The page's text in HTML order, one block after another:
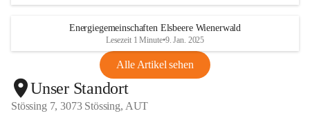
Energiegemeinschaften Elsbeere Wienerwald
Lesezeit 1 Minute•9. Jan. 2025
Alle Artikel sehen
Unser Standort
Stössing 7, 3073 Stössing, AUT